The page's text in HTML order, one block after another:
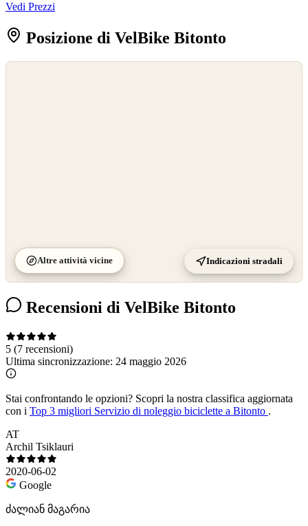
Vedi Prezzi
Posizione di VelBike Bitonto
Altre attività vicine Indicazioni stradali
Recensioni di VelBike Bitonto
5 (7 recensioni)
Ultima sincronizzazione: 24 maggio 2026
Stai confrontando le opzioni? Scopri la nostra classifica aggiornata
con i Top 3 migliori Servizio di noleggio biciclette a Bitonto .
AT
Archil Tsiklauri
2020-06-02
Google
ძალიან მაგარია